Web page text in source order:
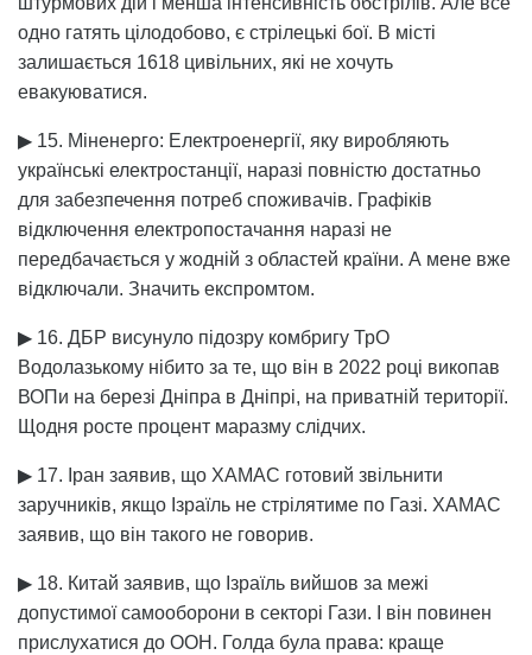
одно гатять цілодобово, є стрілецькі бої. В місті
залишається 1618 цивільних, які не хочуть
евакуюватися.
▶ 15. Міненерго: Електроенергії, яку виробляють
українські електростанції, наразі повністю достатньо
для забезпечення потреб споживачів. Графіків
відключення електропостачання наразі не
передбачається у жодній з областей країни. А мене вже
відключали. Значить експромтом.
▶ 16. ДБР висунуло підозру комбригу ТрО
Водолазькому нібито за те, що він в 2022 році викопав
ВОПи на березі Дніпра в Дніпрі, на приватній території.
Щодня росте процент маразму слідчих.
▶ 17. Іран заявив, що ХАМАС готовий звільнити
заручників, якщо Ізраїль не стрілятиме по Газі. ХАМАС
заявив, що він такого не говорив.
▶ 18. Китай заявив, що Ізраїль вийшов за межі
допустимої самооборони в секторі Гази. І він повинен
прислухатися до ООН. Голда була права: краще